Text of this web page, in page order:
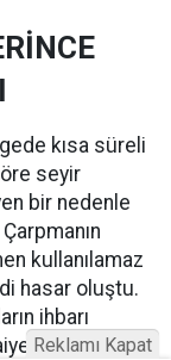
kısa süreli
seyir
bir nedenle
kullanılamaz
hasar oluştu.
ihbarı
ekipleri sevk
Reklamı Kapat